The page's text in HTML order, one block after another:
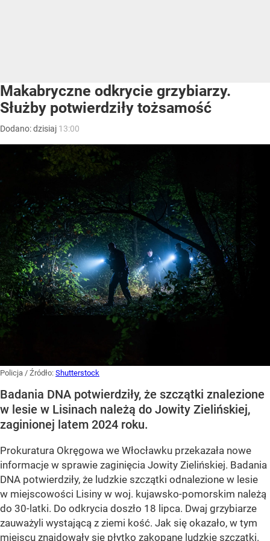
Makabryczne odkrycie grzybiarzy.
Służby potwierdziły tożsamość
Dodano:dzisiaj 13:00
Policja / Źródło: Shutterstock
Badania DNA potwierdziły, że szczątki znalezione
w lesie w Lisinach należą do Jowity Zielińskiej,
zaginionej latem 2024 roku.
Prokuratura Okręgowa we Włocławku przekazała nowe
informacje w sprawie zaginięcia Jowity Zielińskiej. Badania
DNA potwierdziły, że ludzkie szczątki odnalezione w lesie
w miejscowości Lisiny w woj. kujawsko-pomorskim należą
do 30-latki. Do odkrycia doszło 18 lipca. Dwaj grzybiarze
zauważyli wystającą z ziemi kość. Jak się okazało, w tym
miejscu znajdowały się płytko zakopane ludzkie szczątki.